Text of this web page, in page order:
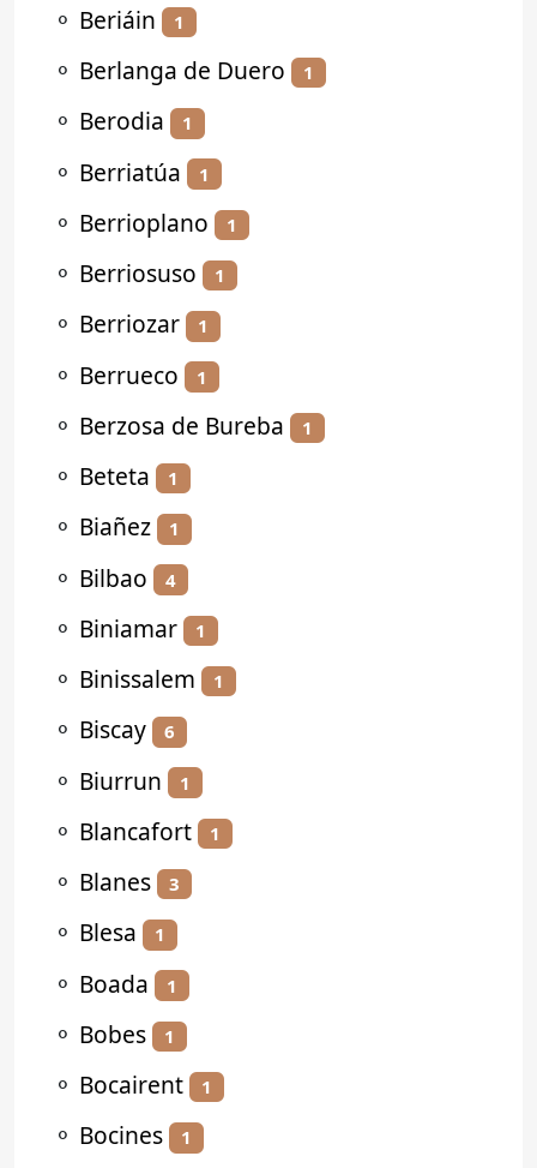
⚬ Beriáin 1
⚬ Berlanga de Duero 1
⚬ Berodia 1
⚬ Berriatúa 1
⚬ Berrioplano 1
⚬ Berriosuso 1
⚬ Berriozar 1
⚬ Berrueco 1
⚬ Berzosa de Bureba 1
⚬ Beteta 1
⚬ Biañez 1
⚬ Bilbao 4
⚬ Biniamar 1
⚬ Binissalem 1
⚬ Biscay 6
⚬ Biurrun 1
⚬ Blancafort 1
⚬ Blanes 3
⚬ Blesa 1
⚬ Boada 1
⚬ Bobes 1
⚬ Bocairent 1
⚬ Bocines 1